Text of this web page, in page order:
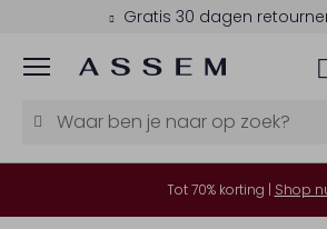
Gratis 30 dagen
Menu
Tot 70% korting | Shop